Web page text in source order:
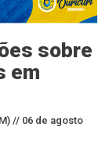
sobre
em
// 06 de agosto